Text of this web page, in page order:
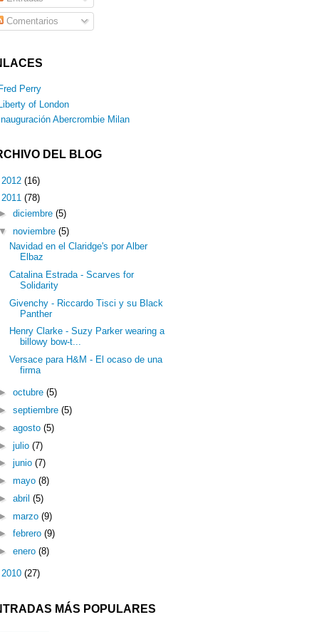
Comentarios
Perry
of London
Abercrombie Milan
DEL BLOG
2012 (16)
2011 (78)
diciembre (5)
noviembre (5)
Navidad en el Claridge's por Alber
Elbaz
Catalina Estrada - Scarves for
Solidarity
Givenchy - Riccardo Tisci y su Black
Panther
Henry Clarke - Suzy Parker wearing a
billowy bow-t...
Versace para H&M - El ocaso de una
firma
octubre (5)
septiembre (5)
agosto (5)
julio (7)
junio (7)
mayo (8)
abril (5)
marzo (9)
febrero (9)
enero (8)
2010 (27)
MÁS POPULARES